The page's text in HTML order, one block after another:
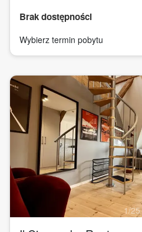
Brak dostępności
Wybierz termin pobytu
1/25